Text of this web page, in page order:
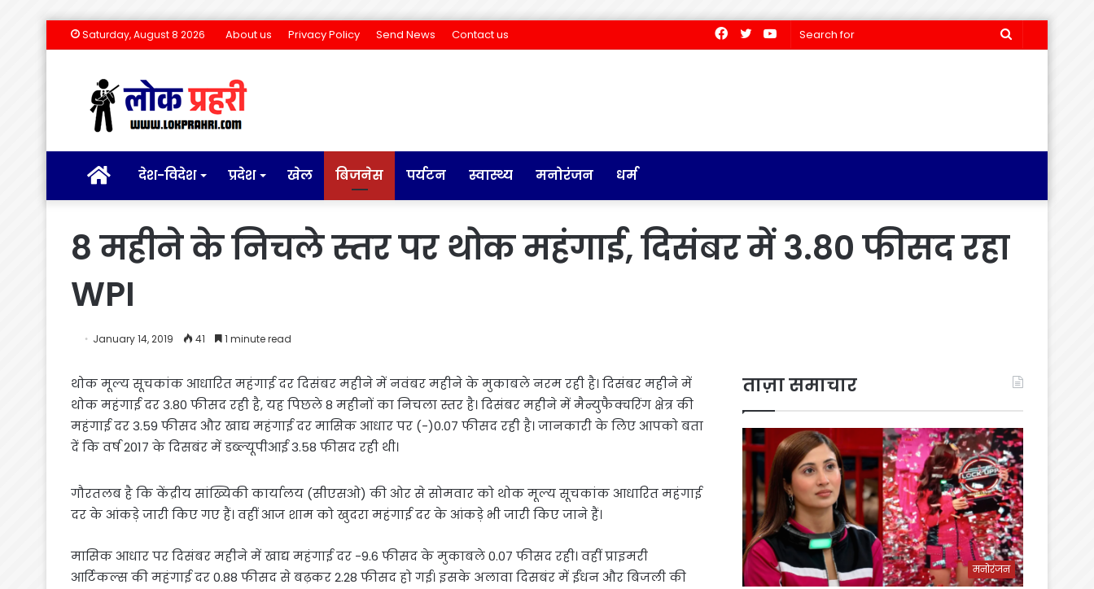
Saturday, August 8 2026 About us Privacy Policy Send News Contact us
Search
YouTube
Twitter
Facebook
होम देश-विदेश प्रदेश खेल बिजनेस पर्यटन स्वास्थ्य मनोरंजन धर्म
8 महीने के निचले स्तर पर थोक महंगाई, दिसंबर में 3.80 फीसद रहा
WPI
January 14, 2019 41 1 minute read
थोक मूल्य सूचकांक आधारित महंगाई दर दिसंबर महीने में नवंबर महीने के मुकाबले नरम रही है। दिसंबर महीने में
थोक महंगाई दर 3.80 फीसद रही है, यह पिछले 8 महीनों का निचला स्तर है। दिसंबर महीने में मैन्युफैक्चरिंग क्षेत्र की
महंगाई दर 3.59 फीसद और खाद्य महंगाई दर मासिक आधार पर (-)0.07 फीसद रही है। जानकारी के लिए आपको बता
दें कि वर्ष 2017 के दिसबंर में डब्ल्यूपीआई 3.58 फीसद रही थी।
गौरतलब है कि केंद्रीय सांख्यिकी कार्यालय (सीएसओ) की ओर से सोमवार को थोक मूल्य सूचकांक आधारित महंगाई
दर के आंकड़े जारी किए गए हैं। वहीं आज शाम को खुदरा महंगाई दर के आंकड़े भी जारी किए जाने हैं।
मासिक आधार पर दिसंबर महीने में खाद्य महंगाई दर -9.6 फीसद के मुकाबले 0.07 फीसद रही। वहीं प्राइमरी
आर्टिकल्स की महंगाई दर 0.88 फीसद से बढ़कर 2.28 फीसद हो गई। इसके अलावा दिसबंर में ईंधन और बिजली की
ताज़ा समाचार
मनोरंजन